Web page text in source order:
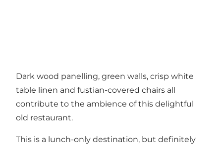
Dark wood panelling, green walls, crisp white
table linen and fustian-covered chairs all
contribute to the ambience of this delightful
old restaurant.
This is a lunch-only destination, but definitely